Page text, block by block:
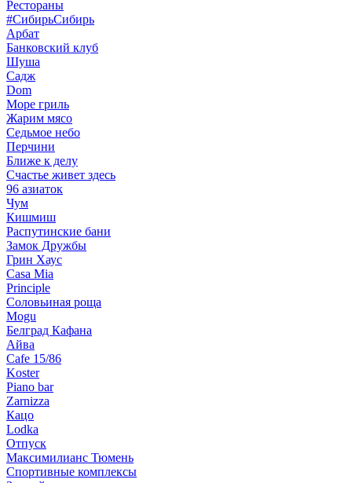
Рестораны
#СибирьСибирь
Арбат
Банковский клуб
Шуша
Садж
Dom
Море гриль
Жарим мясо
Седьмое небо
Перчини
Ближе к делу
Счастье живет здесь
96 азиаток
Чум
Кишмиш
Распутинские бани
Замок Дружбы
Грин Хаус
Casa Mia
Principle
Соловьиная роща
Mogu
Белград Кафана
Айва
Cafe 15/86
Koster
Piano bar
Zarnizza
Кацо
Lodka
Отпуск
Максимилианс Тюмень
Спортивные комплексы